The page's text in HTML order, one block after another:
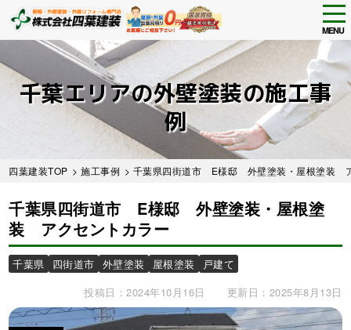
to
main
content
MENU
千葉エリアの外壁塗装の施工事
例
四葉建装TOP >施工事例 > 千葉県四街道市 E様邸 外壁塗装・屋根塗装
千葉県四街道市 E様邸 外壁塗装・屋根塗
装 アクセントカラー
千葉県 四街道市 外壁塗装 屋根塗装
戸建て
投稿日：2024年10月16日
更新日：2025年8月13日